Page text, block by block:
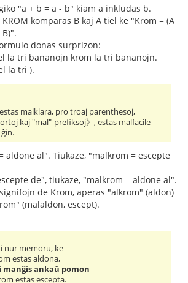
"a + b = a - b" kiam a inkludas b.
komparas B kaj A tiel ke "Krom = (A
donas surprizon:
la tri bananojn krom la tri bananojn.
la tri ).
malklara, pro troaj parenthesoj,
kaj "mal"-prefiksoj》, estas malfacile
aldone al". Tiukaze, "malkrom = escepte
de", tiukaze, "malkrom = aldone al".
de Krom, aperas "alkrom" (aldon)
(malaldon, escept).
nur memoru, ke
estas aldona,
ankaŭ pomon
estas escepta.